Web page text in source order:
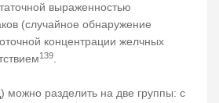
выраженностью
(случайное обнаружение
концентрации желчных
139
разделить на две группы: с